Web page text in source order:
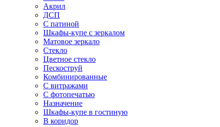
Акрил
ДСП
С патиной
Шкафы-купе с зеркалом
Матовое зеркало
Стекло
Цветное стекло
Пескоструй
Комбинированные
С витражами
С фотопечатью
Назначение
Шкафы-купе в гостиную
В коридор